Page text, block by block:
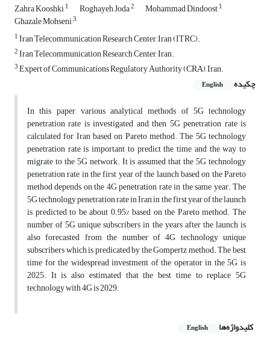
Zahra Kooshki1 Roghayeh Joda2 Mohammad Dindoost1
Ghazale Mohseni3
1Iran Telecommunication Research Center, Iran (ITRC).
2Iran Telecommunication Research Center, Iran.
3Expert of Communications Regulatory Authority (CRA), Iran.
چکیده
English
In this paper, various analytical methods of 5G technology
penetration rate is investigated and then 5G penetration rate is
calculated for Iran based on Pareto method. The 5G technology
penetration rate is important to predict the time and the way to
migrate to the 5G network. It is assumed that the 5G technology
penetration rate in the first year of the launch based on the Pareto
method depends on the 4G penetration rate in the same year. The
5G technology penetration rate in Iran in the first year of the launch
is predicted to be about 0.95% based on the Pareto method. The
number of 5G unique subscribers in the years after the launch is
also forecasted from the number of 4G technology unique
subscribers which is predicated by the Gompertz method. The best
time for the widespread investment of the operator in the 5G is
2025. It is also estimated that the best time to replace 5G
technology with 4G is 2029.
کلیدواژه‌ها English